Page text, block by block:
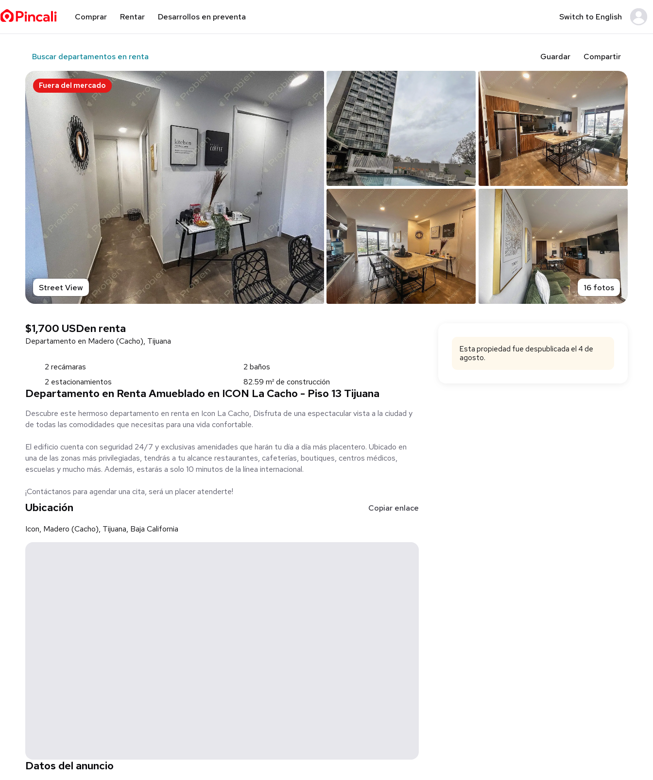
Comprar Rentar Desarrollos en preventa Switch to English
Buscar departamentos en renta Guardar Compartir
Fuera del mercado
Street View 16 fotos
$1,700 USDen renta
Departamento en Madero (Cacho), Tijuana
2 recámaras
2 baños
2 estacionamientos
82.59 m² de construcción
Departamento en Renta Amueblado en ICON La Cacho - Piso 13 Tijuana
Descubre este hermoso departamento en renta en Icon La Cacho, Disfruta de una espectacular vista a la ciudad y
de todas las comodidades que necesitas para una vida confortable.
El edificio cuenta con seguridad 24/7 y exclusivas amenidades que harán tu día a día más placentero. Ubicado en
una de las zonas más privilegiadas, tendrás a tu alcance restaurantes, cafeterías, boutiques, centros médicos,
escuelas y mucho más. Además, estarás a solo 10 minutos de la línea internacional.
¡Contáctanos para agendar una cita, será un placer atenderte!
Ubicación Copiar enlace
Icon, Madero (Cacho), Tijuana, Baja California
Datos del anuncio
Esta propiedad fue despublicada el 4 de
agosto.